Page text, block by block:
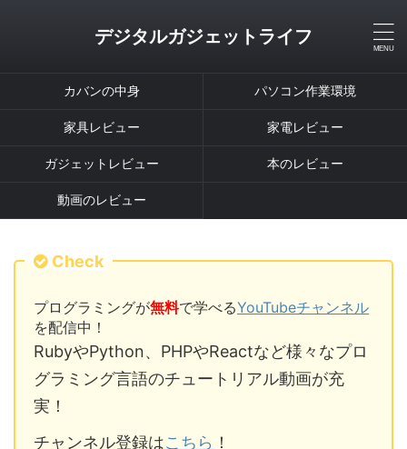
デジタルガジェットライフ
カバンの中身 パソコン作業環境
家具レビュー 家電レビュー
ガジェットレビュー 本のレビュー
動画のレビュー
Check
プログラミングが無料で学べるYouTubeチャンネル
を配信中！
RubyやPython、PHPやReactなど様々なプロ
グラミング言語のチュートリアル動画が充
実！
チャンネル登録はこちら ！